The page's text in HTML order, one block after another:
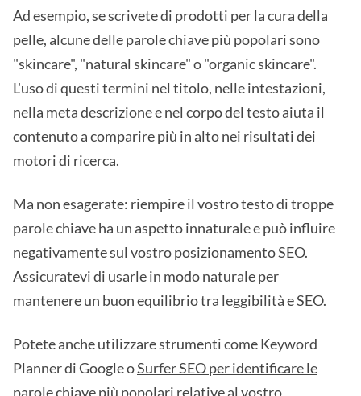
Ad esempio, se scrivete di prodotti per la cura della
pelle, alcune delle parole chiave più popolari sono
"skincare", "natural skincare" o "organic skincare".
L'uso di questi termini nel titolo, nelle intestazioni,
nella meta descrizione e nel corpo del testo aiuta il
contenuto a comparire più in alto nei risultati dei
motori di ricerca.
Ma non esagerate: riempire il vostro testo di troppe
parole chiave ha un aspetto innaturale e può influire
negativamente sul vostro posizionamento SEO.
Assicuratevi di usarle in modo naturale per
mantenere un buon equilibrio tra leggibilità e SEO.
Potete anche utilizzare strumenti come Keyword
Planner di Google oSurfer SEO per identificare le
parole chiave più popolari relative al vostro